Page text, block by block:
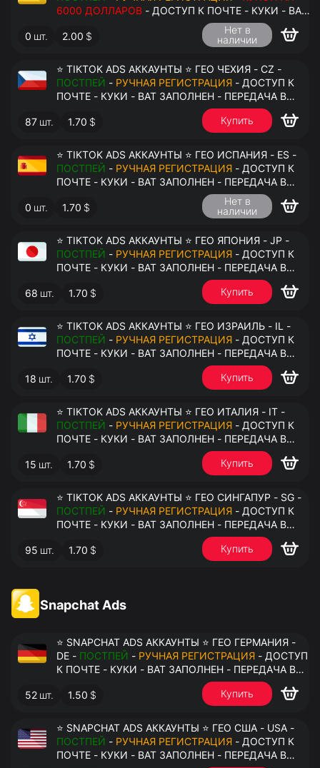
6000 ДОЛЛАРОВ - ДОСТУП К ПОЧТЕ - КУКИ - ВАТ
ЗАПОЛНЕН - ПЕРЕДАЧА В АНТИДЕТЕКТ
0 шт. 2.00 $
Нет в
наличии
⭐ TIKTOK ADS АККАУНТЫ ⭐ ГЕО ЧЕХИЯ - CZ -
ПОСТПЕЙ - РУЧНАЯ РЕГИСТРАЦИЯ
ПОЧТЕ - КУКИ - ВАТ ЗАПОЛНЕН - ПЕРЕДАЧА В
87 шт. 1.70 $ Купить
⭐ TIKTOK ADS АККАУНТЫ ⭐ ГЕО ИСПАНИЯ - ES -
ПОСТПЕЙ - РУЧНАЯ РЕГИСТРАЦИЯ - ДОСТУП К
ПОЧТЕ - КУКИ - ВАТ ЗАПОЛНЕН - ПЕРЕДАЧА В
0 шт. 1.70 $
Нет в
наличии
⭐ TIKTOK ADS АККАУНТЫ ⭐ ГЕО ЯПОНИЯ - JP -
ПОСТПЕЙ - РУЧНАЯ РЕГИСТРАЦИЯ - ДОСТУП К
ПОЧТЕ - КУКИ - ВАТ ЗАПОЛНЕН - ПЕРЕДАЧА В
68 шт. 1.70 $ Купить
⭐ TIKTOK ADS АККАУНТЫ ⭐ ГЕО ИЗРАИЛЬ - IL -
ПОСТПЕЙ - РУЧНАЯ РЕГИСТРАЦИЯ - ДОСТУП К
ПОЧТЕ - КУКИ - ВАТ ЗАПОЛНЕН - ПЕРЕДАЧА В
18 шт. 1.70 $ Купить
⭐ TIKTOK ADS АККАУНТЫ ⭐ ГЕО ИТАЛИЯ - IT -
ПОСТПЕЙ - РУЧНАЯ РЕГИСТРАЦИЯ - ДОСТУП К
ПОЧТЕ - КУКИ - ВАТ ЗАПОЛНЕН - ПЕРЕДАЧА В
15 шт. 1.70 $ Купить
⭐ TIKTOK ADS АККАУНТЫ ⭐ ГЕО СИНГАПУР - SG -
ПОСТПЕЙ - РУЧНАЯ РЕГИСТРАЦИЯ - ДОСТУП К
ПОЧТЕ - КУКИ - ВАТ ЗАПОЛНЕН - ПЕРЕДАЧА В
95 шт. 1.70 $ Купить
Snapchat Ads
⭐ SNAPCHAT ADS АККАУНТЫ ⭐ ГЕО ГЕРМАНИЯ -
DE - ПОСТПЕЙ - РУЧНАЯ РЕГИСТРАЦИЯ - ДОСТУП
К ПОЧТЕ - КУКИ - ВАТ ЗАПОЛНЕН - ПЕРЕДАЧА В
52 шт. 1.50 $ Купить
⭐ SNAPCHAT ADS АККАУНТЫ ⭐ ГЕО США - USA -
ПОСТПЕЙ - РУЧНАЯ РЕГИСТРАЦИЯ - ДОСТУП К
ПОЧТЕ - КУКИ - ВАТ ЗАПОЛНЕН - ПЕРЕДАЧА В